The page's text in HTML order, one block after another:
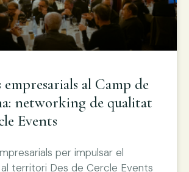
empresarials al Camp de
networking de qualitat
Events
per impulsar el
territori Des de Cercle Events